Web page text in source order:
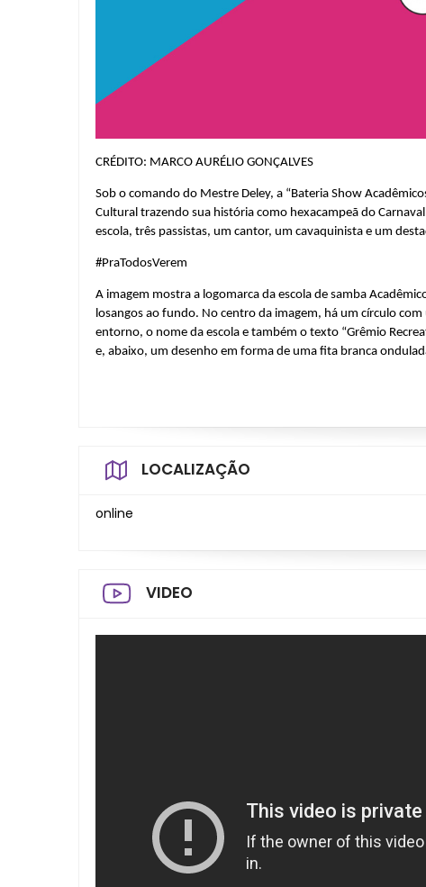
CRÉDITO: MARCO AURÉLIO GONÇALVES
Sob o comando do Mestre Deley, a “Bateria Show
Cultural trazendo sua história como hexacampeã do
escola, três passistas, um cantor, um cavaquinista e um
#PraTodosVerem
A imagem mostra a logomarca da escola de samba
losangos ao fundo. No centro da imagem, há um círculo
entorno, o nome da escola e também o texto “Grêmio
e, abaixo, um desenho em forma de uma fita branca
LOCALIZAÇÃO
online
VIDEO